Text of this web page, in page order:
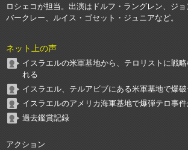
ロシェコが担当。出演はドルフ・ラングレン、ジョ
バークレー、ルイス・ゴセット・ジュニアなど。
ネット上の声
イスラエルの米軍基地から、テロリストに戦
れる
イスラエル、テルアビブにある米軍基地で爆
イスラエルのアメリカ海軍基地で爆弾テロ事
過去鑑賞記録
アクション